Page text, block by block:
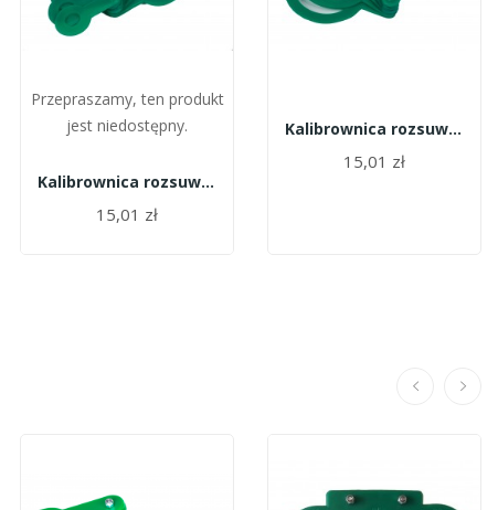
Przepraszamy, ten produkt
jest niedostępny.
Kalibrownica rozsuwana 16-32 mm
15,01 zł
Kalibrownica rozsuwana 35-70 mm
15,01 zł